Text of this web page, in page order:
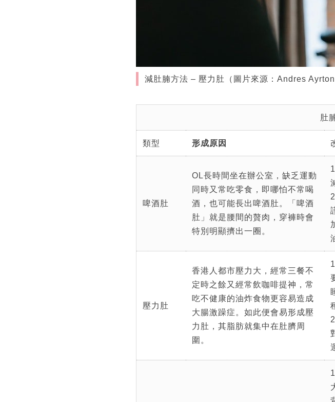
減肚腩方法 – 壓力肚（圖片來源：Andres
肚
類型 形成原因
啤酒肚
OL長時間坐在辦公室，缺乏運動
同時又常吃零食，即哪怕不常喝
酒，也可能長出啤酒肚。「啤酒
肚」就是腰間的贅肉，穿褲時會
特別明顯擠出一圈。
壓力肚
香港人都市壓力大，經常三餐不
定時之餘又經常飲咖啡提神，常
吃不健康的油炸食物更容易造成
大腸激躁症。如此便會易形成壓
力肚，其脂肪就集中在肚臍周
圍。